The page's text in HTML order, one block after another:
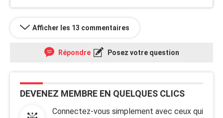
Afficher les 13 commentaires
Répondre Posez votre question
DEVENEZ MEMBRE EN QUELQUES CLICS
Connectez-vous simplement avec ceux qui